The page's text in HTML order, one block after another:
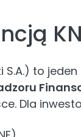
S.A.) to
Dla